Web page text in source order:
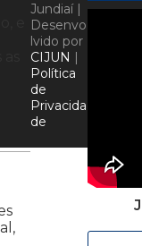
Jundiaí |
Desenvo
lvido por
CIJUN |
Política
de
Privacida
de